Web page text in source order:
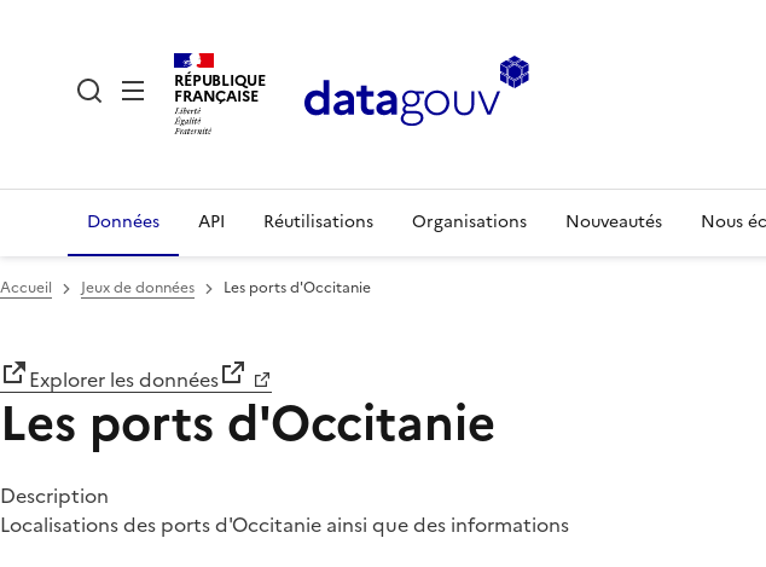
RÉPUBLIQUE
FRANÇAISE
Données API Réutilisations Organisations Nouveautés Nous
Accueil Jeux de données Les ports d'Occitanie
Explorer les données
Les ports d'Occitanie
Description
Localisations des ports d'Occitanie ainsi que des informations